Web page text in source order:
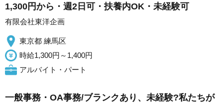
1,300円から・週2日可・扶養内OK・未経験可
有限会社東洋企画
東京都 練馬区
時給1,300円～1,400円
アルバイト・パート
一般事務・OA事務/ブランクあり、未経験?私たちが